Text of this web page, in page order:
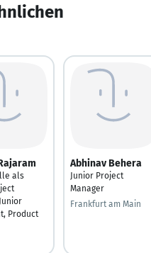
als
Product
Abhinav Behera
Junior Project
Manager
Frankfurt am Main